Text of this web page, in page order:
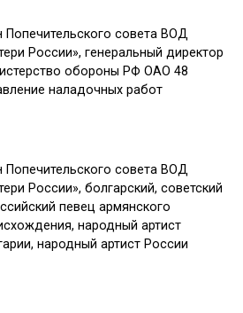
Попечительского совета ВОД
России», генеральный директор
обороны РФ ОАО 48
наладочных работ
Попечительского совета ВОД
России», болгарский, советский
певец армянского
народный артист
народный артист России